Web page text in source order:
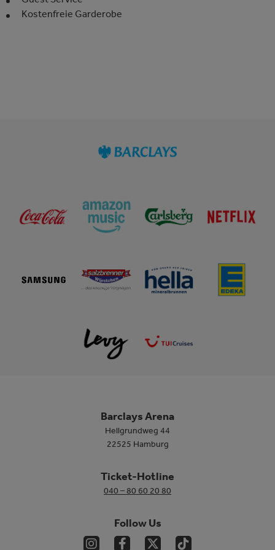
Kostenfreie Garderobe
Barclays Arena
Hellgrundweg 44
22525 Hamburg
Ticket-Hotline
040 – 80 60 20 80
Follow Us